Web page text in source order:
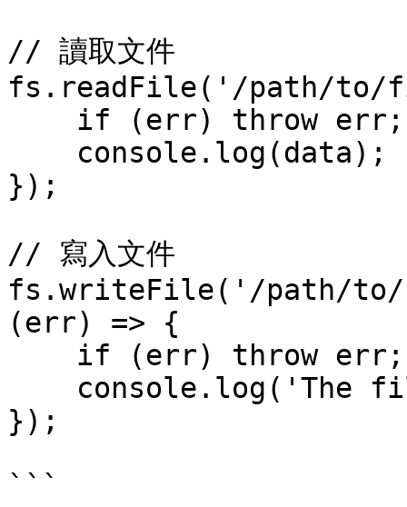
// 讀取文件
fs.readFile('/path/
});
// 寫入文件
fs.writeFile('/path/
(err) => {
});
```